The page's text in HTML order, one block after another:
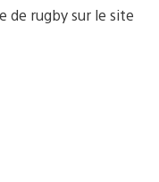
de rugby sur le site